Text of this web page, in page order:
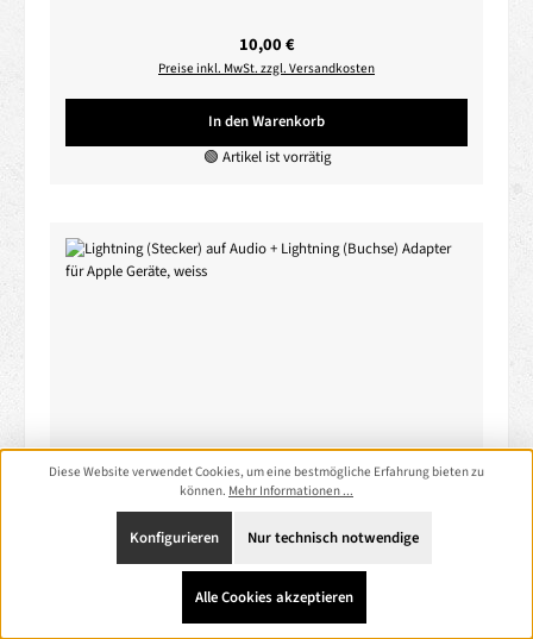
Regulärer Preis:
10,00 €
Preise inkl. MwSt. zzgl. Versandkosten
In den Warenkorb
🟢 Artikel ist vorrätig
Lightning (Stecker) auf Audio + Lightning (Buchse)
Produktnummer:IP1196
Diese Website verwendet Cookies, um eine bestmögliche Erfahrung bieten zu
können. Mehr Informationen ...
Nur technisch notwendige
Konfigurieren
Alle Cookies akzeptieren